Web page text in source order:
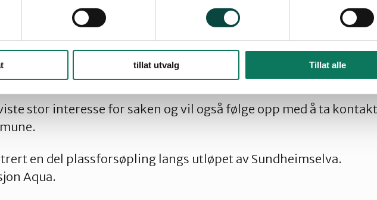
tillat utvalg Tillat alle
av Begna vassdraget. Trude har tatt en befaring i kajakk og
mengder avfall på strekningen Sundvold bru til demningen.
Torkjell Haugen i Aksjon Aqua. Det planlegges en ryddeaksjon ila.
stor interesse for saken og vil også følge opp med å ta
en del plassforsøpling langs utløpet av Sundheimselva.
Aqua.